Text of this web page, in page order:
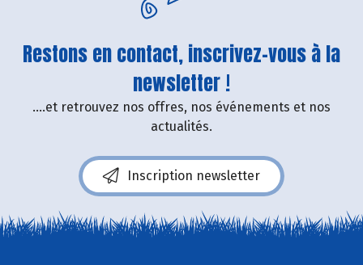
Restons en contact, inscrivez-vous à la
newsletter !
....et retrouvez nos offres, nos événements et nos
actualités.
Inscription newsletter